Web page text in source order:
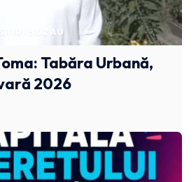
STIRI BUZAU
Tabăra Urbană,
2026